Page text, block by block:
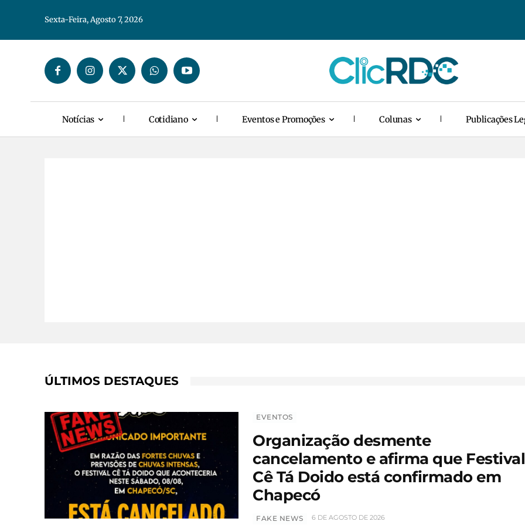
Sexta-Feira, Agosto 7, 2026
Notícias Cotidiano Eventos e Promoções Colunas Publicações
ÚLTIMOS DESTAQUES
EVENTOS
Organização desmente
cancelamento e afirma que Festival
Cê Tá Doido está confirmado em
Chapecó
FAKE NEWS 6 DE AGOSTO DE 2026